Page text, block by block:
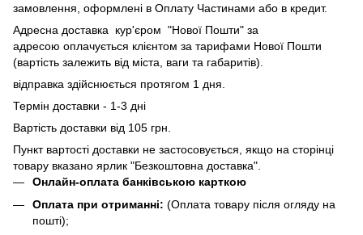
замовлення, оформлені в Оплату Частинами або в кредит.
Адресна доставка кур'єром "Нової Пошти" за
адресою оплачується клієнтом за тарифами Нової Пошти
(вартість залежить від міста, ваги та габаритів).
відправка здійснюється протягом 1 дня.
Термін доставки - 1-3 дні
Вартість доставки від 105 грн.
Пункт вартості доставки не застосовується, якщо на сторінці
товару вказано ярлик "Безкоштовна доставка".
Онлайн-оплата банківською карткою
Оплата при отриманні: (Оплата товару після огляду на
пошті);